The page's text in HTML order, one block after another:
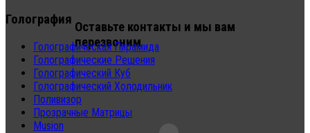
Оставьте контакты и мы вам
перезвоним
Голография
Голографическая Пирамида
Голографические Решения
Голографический Куб
Голографический Холодильник
Поливизор
Прозрачные Матрицы
Musion